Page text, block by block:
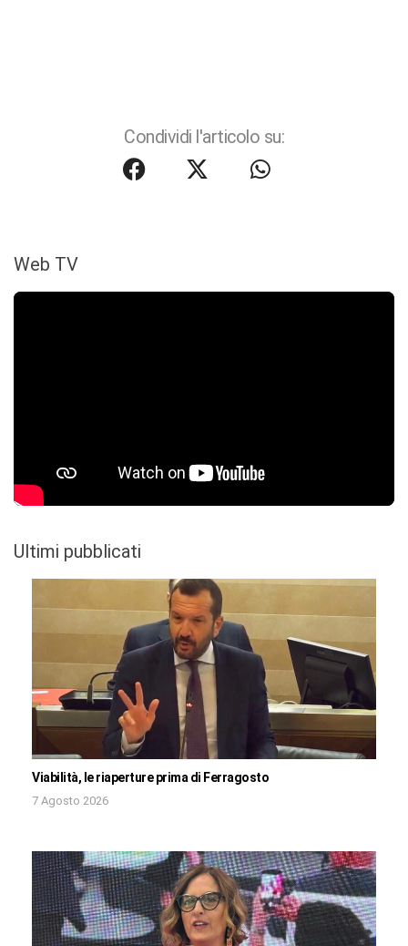
Condividi l'articolo su:
Web TV
Ultimi pubblicati
Viabilità, le riaperture prima di Ferragosto
7 Agosto 2026